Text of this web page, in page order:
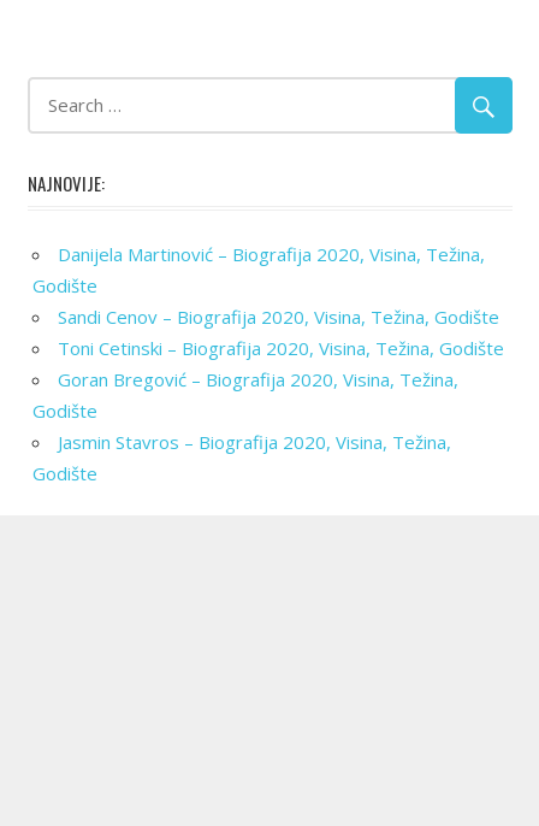
NAJNOVIJE:
Danijela Martinović – Biografija 2020, Visina, Težina,
Godište
Sandi Cenov – Biografija 2020, Visina, Težina, Godište
Toni Cetinski – Biografija 2020, Visina, Težina, Godište
Goran Bregović – Biografija 2020, Visina, Težina,
Godište
Jasmin Stavros – Biografija 2020, Visina, Težina,
Godište